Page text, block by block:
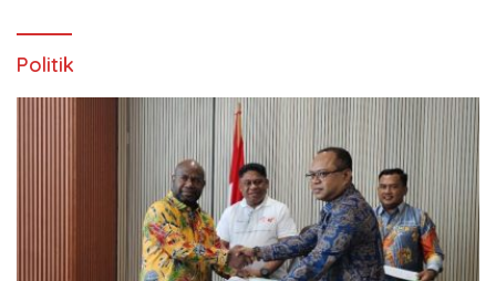
Politik